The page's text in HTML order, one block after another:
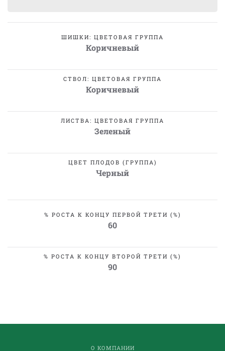
ШИШКИ: ЦВЕТОВАЯ ГРУППА
Коричневый
СТВОЛ: ЦВЕТОВАЯ ГРУППА
Коричневый
ЛИСТВА: ЦВЕТОВАЯ ГРУППА
Зеленый
ЦВЕТ ПЛОДОВ (ГРУППА)
Черный
% РОСТА К КОНЦУ ПЕРВОЙ ТРЕТИ (%)
60
% РОСТА К КОНЦУ ВТОРОЙ ТРЕТИ (%)
90
О КОМПАНИИ